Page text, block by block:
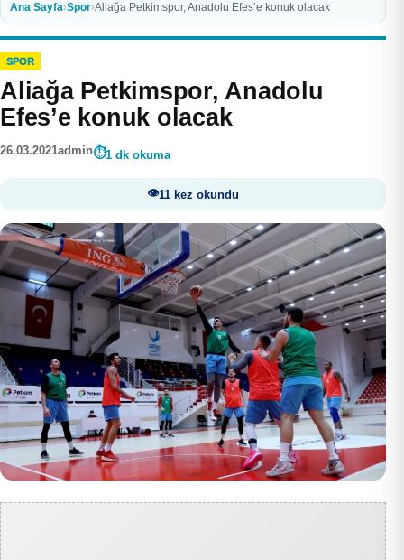
Ana Sayfa›Spor›Aliağa Petkimspor, Anadolu Efes’e konuk olacak
SPOR
Aliağa Petkimspor, Anadolu
Efes’e konuk olacak
26.03.2021admin 1 dk okuma
11 kez okundu